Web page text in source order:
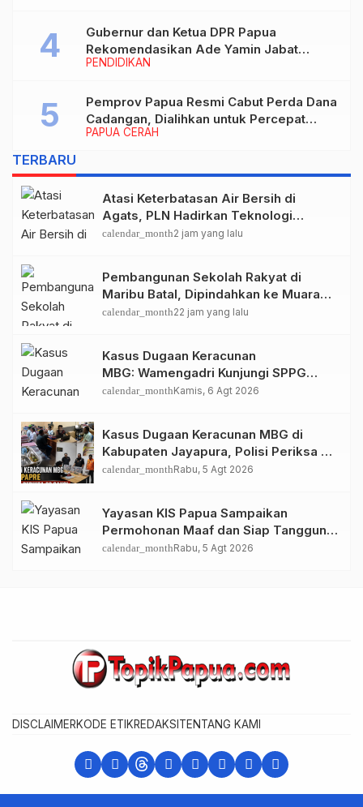
PENDIDIKAN
Gubernur dan Ketua DPR Papua
Rekomendasikan Ade Yamin Jabat
Rektor IAIN Fattahul Muluk Papua
PAPUA CERAH
Pemprov Papua Resmi Cabut Perda Dana
Cadangan, Dialihkan untuk Percepat
Pembangunan dan Layanan Publik
TERBARU
Atasi Keterbatasan Air Bersih di
Agats, PLN Hadirkan Teknologi
Desalinasi untuk Masjid Saiful Al-
calendar_month2 jam yang lalu
Pembangunan Sekolah Rakyat di
Maribu Batal, Dipindahkan ke Muara
Tami, Ini Sebabnya
calendar_month22 jam yang lalu
Kasus Dugaan Keracunan
MBG: Wamengadri Kunjungi SPPG
Yayasan KIS Papua, Ini yang
calendar_monthKamis, 6 Agt 2026
Kasus Dugaan Keracunan MBG di
Kabupaten Jayapura, Polisi Periksa 30
Orang Saksi
calendar_monthRabu, 5 Agt 2026
Yayasan KIS Papua Sampaikan
Permohonan Maaf dan Siap Tanggung
Biaya Korban Dugaan Keracunan MBG
calendar_monthRabu, 5 Agt 2026
DISCLAIMERKODE ETIKREDAKSI TENTANG KAMI